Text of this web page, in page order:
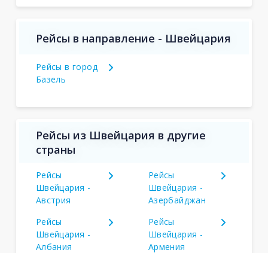
Рейсы в направление - Швейцария
Рейсы в город
Базель
Рейсы из Швейцария в другие
страны
Рейсы
Швейцария -
Австрия
Рейсы
Швейцария -
Азербайджан
Рейсы
Швейцария -
Албания
Рейсы
Швейцария -
Армения